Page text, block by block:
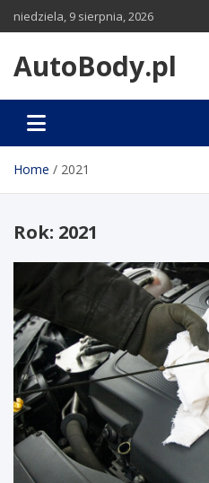
Skip
to
niedziela, 9 sierpnia, 2026
AutoBody.pl
Home 2021
Rok: 2021